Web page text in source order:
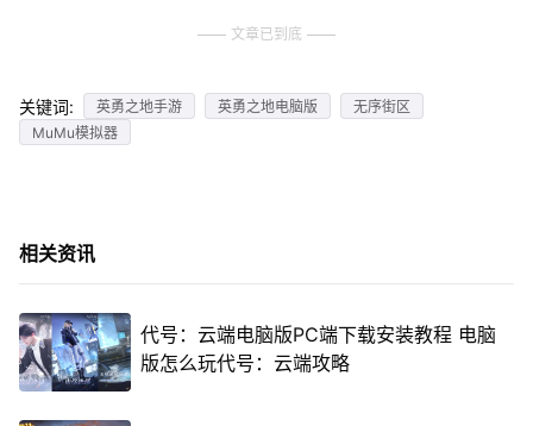
文章已到底
关键词: 英勇之地手游 英勇之地电脑版
无序街区
MuMu模拟器
相关资讯
代号：云端电脑版PC端下载安装教程 电脑
版怎么玩代号：云端攻略